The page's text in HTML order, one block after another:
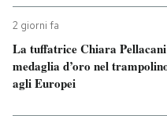
2 giorni fa
La tuffatrice Chiara
medaglia d’oro nel
agli Europei